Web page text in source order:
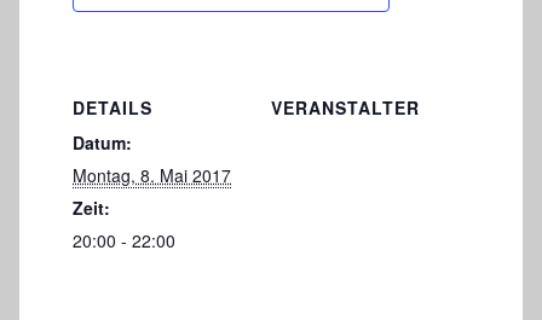
DETAILS
Datum:
Montag, 8. Mai 2017
Zeit:
20:00 - 22:00
VERANSTALTER